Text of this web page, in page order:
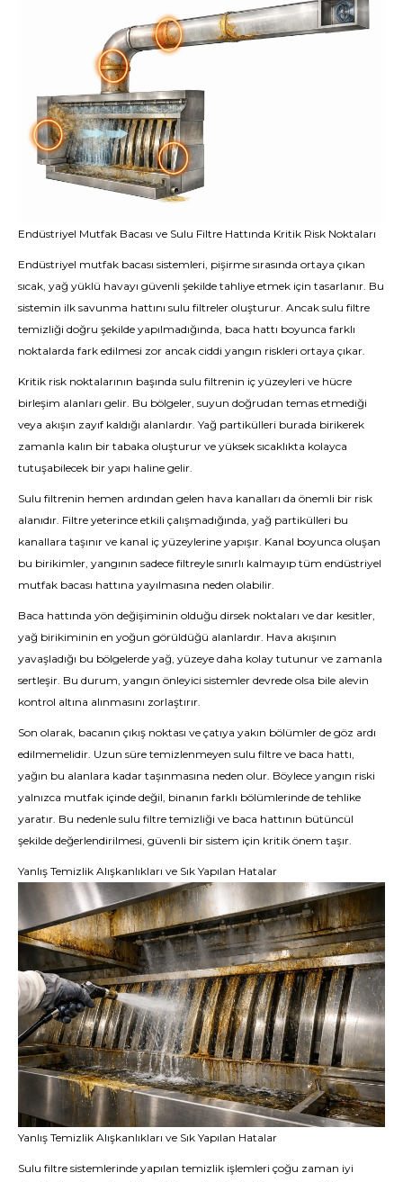
Endüstriyel Mutfak Bacası ve Sulu Filtre Hattında Kritik Risk Noktaları
Endüstriyel mutfak bacası sistemleri, pişirme sırasında ortaya çıkan
sıcak, yağ yüklü havayı güvenli şekilde tahliye etmek için tasarlanır. Bu
sistemin ilk savunma hattını sulu filtreler oluşturur. Ancak sulu filtre
temizliği doğru şekilde yapılmadığında, baca hattı boyunca farklı
noktalarda fark edilmesi zor ancak ciddi yangın riskleri ortaya çıkar.
Kritik risk noktalarının başında sulu filtrenin iç yüzeyleri ve hücre
birleşim alanları gelir. Bu bölgeler, suyun doğrudan temas etmediği
veya akışın zayıf kaldığı alanlardır. Yağ partikülleri burada birikerek
zamanla kalın bir tabaka oluşturur ve yüksek sıcaklıkta kolayca
tutuşabilecek bir yapı haline gelir.
Sulu filtrenin hemen ardından gelen hava kanalları da önemli bir risk
alanıdır. Filtre yeterince etkili çalışmadığında, yağ partikülleri bu
kanallara taşınır ve kanal iç yüzeylerine yapışır. Kanal boyunca oluşan
bu birikimler, yangının sadece filtreyle sınırlı kalmayıp tüm endüstriyel
mutfak bacası hattına yayılmasına neden olabilir.
Baca hattında yön değişiminin olduğu dirsek noktaları ve dar kesitler,
yağ birikiminin en yoğun görüldüğü alanlardır. Hava akışının
yavaşladığı bu bölgelerde yağ, yüzeye daha kolay tutunur ve zamanla
sertleşir. Bu durum, yangın önleyici sistemler devrede olsa bile alevin
kontrol altına alınmasını zorlaştırır.
Son olarak, bacanın çıkış noktası ve çatıya yakın bölümler de göz ardı
edilmemelidir. Uzun süre temizlenmeyen sulu filtre ve baca hattı,
yağın bu alanlara kadar taşınmasına neden olur. Böylece yangın riski
yalnızca mutfak içinde değil, binanın farklı bölümlerinde de tehlike
yaratır. Bu nedenle sulu filtre temizliği ve baca hattının bütüncül
şekilde değerlendirilmesi, güvenli bir sistem için kritik önem taşır.
Yanlış Temizlik Alışkanlıkları ve Sık Yapılan Hatalar
Yanlış Temizlik Alışkanlıkları ve Sık Yapılan Hatalar
Sulu filtre sistemlerinde yapılan temizlik işlemleri çoğu zaman iyi